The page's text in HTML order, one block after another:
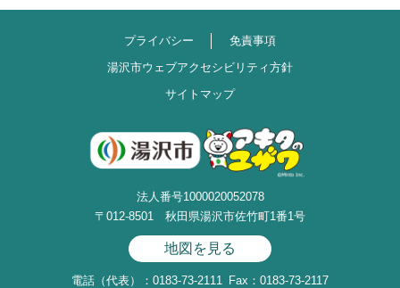
プライバシー
免責事項
湯沢市ウェブアクセシビリティ方針
サイトマップ
法人番号1000020052078
〒012-8501 秋田県湯沢市佐竹町1番1号
地図を見る
電話（代表）：0183-73-2111
Fax：0183-73-2117